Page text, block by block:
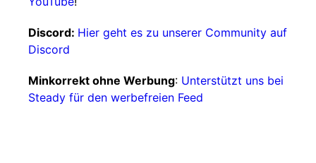
Discord: Hier geht es zu unserer Community auf
Discord
Minkorrekt ohne Werbung: Unterstützt uns bei
Steady für den werbefreien Feed